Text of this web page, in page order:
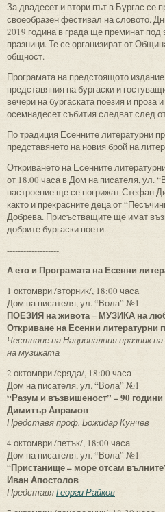
За двадесет и втори път в Бургас се
своеобразен фестивал на словото.
2019 година в града ще преминат под
празници. Те се организират от
общност.
Програмата на предстоящото
представяния на бургаски и
вечери на бургаската поезия и проза
осемнадесет събития следват след
По традиция Есенните литературни
представянето на новия брой на
Откриването на Есенните
от 18.00 часа в Дом на писателя, ул.
настроение ще се погрижат Стефан
както и прекрасните деца от
Добрева. Присъстващите ще имат
добрите бургаски поети.
-------------------
А ето и Програмата на Есенни
1 октомври /вторник/, 18:00 часа
Дом на писателя, ул. “Вола” №1
ПОЕЗИЯ на живота – МУЗИКА на
Откриване на Есенни литературни
Честване на Националния празник
на музиката
2 октомври /сряда/, 18:00 часа
Дом на писателя, ул. “Вола” №1
“Разум и възвишеност” – 90
Димитър Аврамов
Представя проф. Божидар Кунчев
4 октомври /петък/, 18:00 часа
Дом на писателя, ул. “Вола” №1
“Пристанище – море отсам
Иван Апостолов
ПредставяГеорги Райков